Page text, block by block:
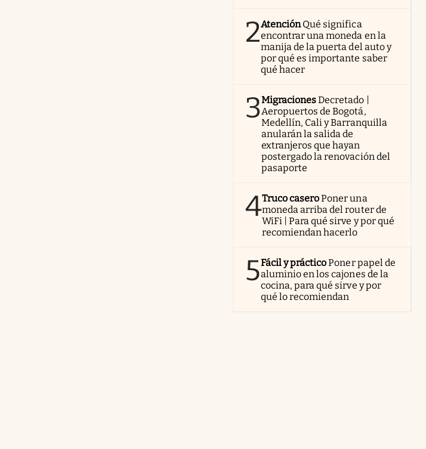
2AtenciónQué significa
encontrar una moneda en la
manija de la puerta del auto y
por qué es importante saber
qué hacer
3MigracionesDecretado |
Aeropuertos de Bogotá,
Medellín, Cali y Barranquilla
anularán la salida de
extranjeros que hayan
postergado la renovación del
pasaporte
4Truco caseroPoner una
moneda arriba del router de
WiFi | Para qué sirve y por qué
recomiendan hacerlo
5Fácil y prácticoPoner papel de
aluminio en los cajones de la
cocina, para qué sirve y por
qué lo recomiendan